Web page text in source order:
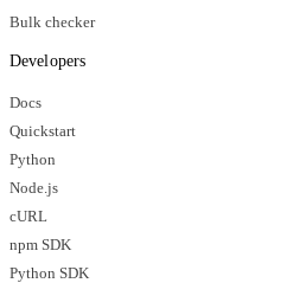
Bulk checker
Developers
Docs
Quickstart
Python
Node.js
cURL
npm SDK
Python SDK